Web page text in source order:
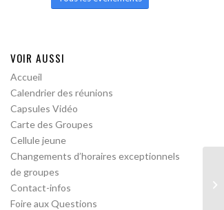
VOIR AUSSI
Accueil
Calendrier des réunions
Capsules Vidéo
Carte des Groupes
Cellule jeune
Changements d’horaires exceptionnels
de groupes
Contact-infos
Foire aux Questions